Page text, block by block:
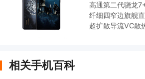
高通第二代骁龙
纤细四窄边旗舰
超扩散导流VC散
相关手机百科